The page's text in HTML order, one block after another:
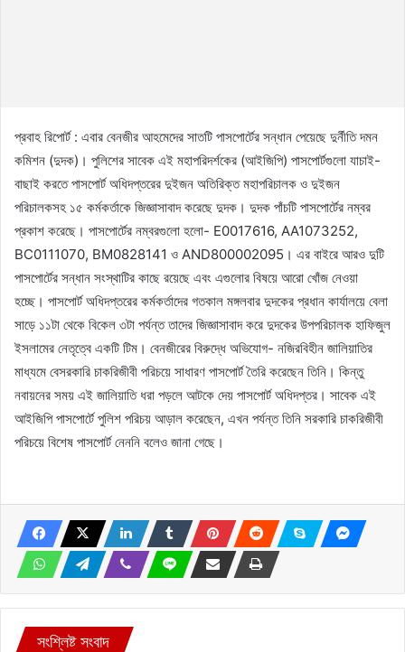
প্রবাহ রিপোর্ট : এবার বেনজীর আহমেদের সাতটি পাসপোর্টের সন্ধান পেয়েছে দুর্নীতি দমন
কমিশন (দুদক)। পুলিশের সাবেক এই মহাপরিদর্শকের (আইজিপি) পাসপোর্টগুলো যাচাই-
বাছাই করতে পাসপোর্ট অধিদপ্তরের দুইজন অতিরিক্ত মহাপরিচালক ও দুইজন
পরিচালকসহ ১৫ কর্মকর্তাকে জিজ্ঞাসাবাদ করেছে দুদক। দুদক পাঁচটি পাসপোর্টের নম্বর
প্রকাশ করেছে। পাসপোর্টের নম্বরগুলো হলো- E0017616, AA1073252,
BC0111070, BM0828141 ও AND800002095। এর বাইরে আরও দুটি
পাসপোর্টের সন্ধান সংস্থাটির কাছে রয়েছে এবং এগুলোর বিষয়ে আরো খোঁজ নেওয়া
হচ্ছে। পাসপোর্ট অধিদপ্তরের কর্মকর্তাদের গতকাল মঙ্গলবার দুদকের প্রধান কার্যালয়ে বেলা
সাড়ে ১১টা থেকে বিকেল ৩টা পর্যন্ত তাদের জিজ্ঞাসাবাদ করে দুদকের উপপরিচালক হাফিজুল
ইসলামের নেতৃত্বে একটি টিম। বেনজীরের বিরুদ্ধে অভিযোগ- নজিরবিহীন জালিয়াতির
মাধ্যমে বেসরকারি চাকরিজীবী পরিচয়ে সাধারণ পাসপোর্ট তৈরি করেছেন তিনি। কিন্তু
নবায়নের সময় এই জালিয়াতি ধরা পড়লে আটকে দেয় পাসপোর্ট অধিদপ্তর। সাবেক এই
আইজিপি পাসপোর্টে পুলিশ পরিচয় আড়াল করেছেন, এখন পর্যন্ত তিনি সরকারি চাকরিজীবী
পরিচয়ে বিশেষ পাসপোর্ট নেননি বলেও জানা গেছে।
সংশ্লিষ্ট সংবাদ